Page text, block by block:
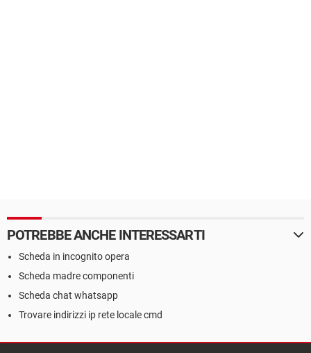
POTREBBE ANCHE INTERESSARTI
Scheda in incognito opera
Scheda madre componenti
Scheda chat whatsapp
Trovare indirizzi ip rete locale cmd